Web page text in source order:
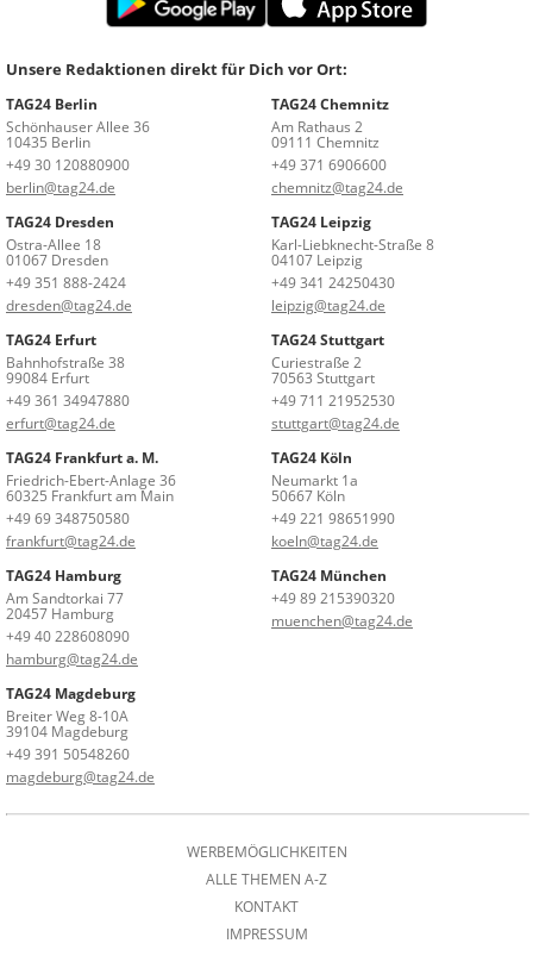
Unsere Redaktionen direkt für Dich vor Ort:
TAG24 Berlin
Schönhauser Allee 36
10435 Berlin
+49 30 120880900
berlin@tag24.de
TAG24 Chemnitz
Am Rathaus 2
09111 Chemnitz
+49 371 6906600
chemnitz@tag24.de
TAG24 Dresden
Ostra-Allee 18
01067 Dresden
+49 351 888-2424
dresden@tag24.de
TAG24 Leipzig
Karl-Liebknecht-Straße 8
04107 Leipzig
+49 341 24250430
leipzig@tag24.de
TAG24 Erfurt
Bahnhofstraße 38
99084 Erfurt
+49 361 34947880
erfurt@tag24.de
TAG24 Stuttgart
Curiestraße 2
70563 Stuttgart
+49 711 21952530
stuttgart@tag24.de
TAG24 Frankfurt a. M.
Friedrich-Ebert-Anlage 36
60325 Frankfurt am Main
+49 69 348750580
frankfurt@tag24.de
TAG24 Köln
Neumarkt 1a
50667 Köln
+49 221 98651990
koeln@tag24.de
TAG24 Hamburg
Am Sandtorkai 77
20457 Hamburg
+49 40 228608090
hamburg@tag24.de
TAG24 München
+49 89 215390320
muenchen@tag24.de
TAG24 Magdeburg
Breiter Weg 8-10A
39104 Magdeburg
+49 391 50548260
magdeburg@tag24.de
WERBEMÖGLICHKEITEN
ALLE THEMEN A-Z
KONTAKT
IMPRESSUM